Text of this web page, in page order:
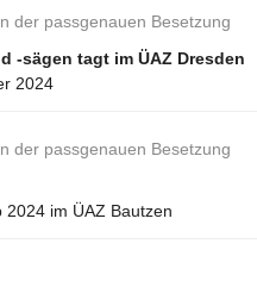
der passgenauen Besetzung
-sägen tagt im ÜAZ Dresden
2024
der passgenauen Besetzung
2024 im ÜAZ Bautzen